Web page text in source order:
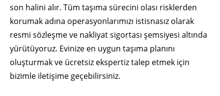
son halini alır. Tüm taşıma sürecini olası risklerden
korumak adına operasyonlarımızı istisnasız olarak
resmi sözleşme ve nakliyat sigortası şemsiyesi altında
yürütüyoruz. Evinize en uygun taşıma planını
oluşturmak ve ücretsiz ekspertiz talep etmek için
bizimle iletişime geçebilirsiniz.